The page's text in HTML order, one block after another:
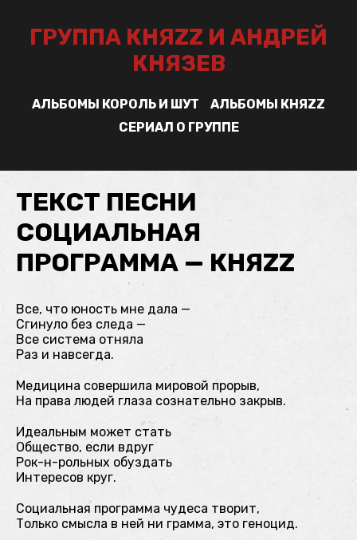
ГРУППА КНЯZZ И АНДРЕЙ
КНЯЗЕВ
АЛЬБОМЫ КОРОЛЬ И ШУТ
АЛЬБОМЫ КНЯZZ
СЕРИАЛ О ГРУППЕ
ТЕКСТ ПЕСНИ
СОЦИАЛЬНАЯ
ПРОГРАММА — КНЯZZ
Все, что юность мне дала —
Сгинуло без следа —
Все система отняла
Раз и навсегда.
Медицина совершила мировой прорыв,
На права людей глаза сознательно закрыв.
Идеальным может стать
Общество, если вдруг
Рок-н-рольных обуздать
Интересов круг.
Социальная программа чудеса творит,
Только смысла в ней ни грамма, это геноцид.